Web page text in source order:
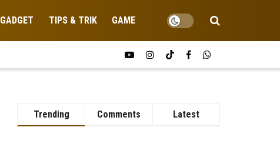
GADGET TIPS & TRIK GAME
Trending Comments Latest